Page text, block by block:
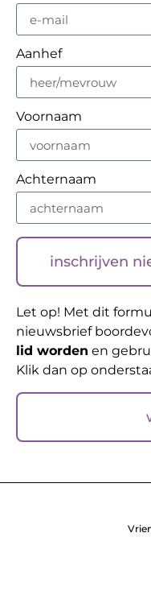
Aanhef
Voornaam
Achternaam
inschrijven
Let op! Met dit
nieuwsbrief
lid worden en
Klik dan op